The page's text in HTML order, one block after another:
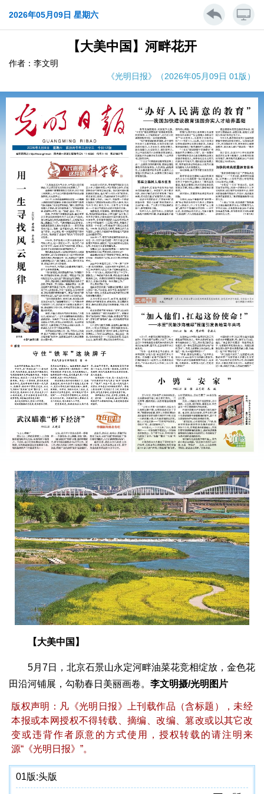
2026年05月09日 星期六
【大美中国】河畔花开
作者：李文明
《光明日报》（2026年05月09日 01版）
【大美中国】
5月7日，北京石景山永定河畔油菜花竞相绽放，金色花
田沿河铺展，勾勒春日美丽画卷。 李文明摄/光明图片
版权声明：凡《光明日报》上刊载作品（含标题），未经
本报或本网授权不得转载、摘编、改编、篡改或以其它改
变或违背作者原意的方式使用，授权转载的请注明来
源“《光明日报》”。
01版:头版